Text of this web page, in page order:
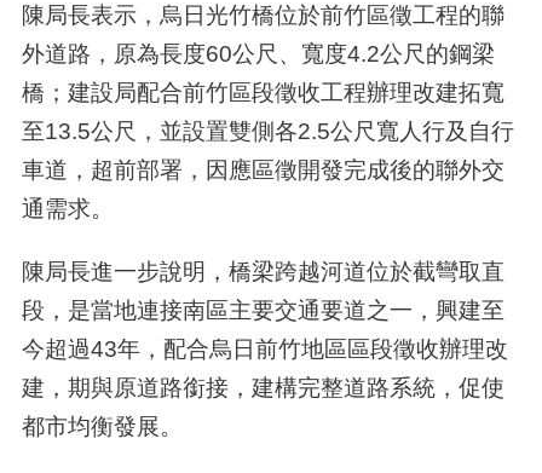
陳局長表示，烏日光竹橋位於前竹區徵工程的聯
外道路，原為長度60公尺、寬度4.2公尺的鋼梁
橋；建設局配合前竹區段徵收工程辦理改建拓寬
至13.5公尺，並設置雙側各2.5公尺寬人行及自行
車道，超前部署，因應區徵開發完成後的聯外交
通需求。
陳局長進一步說明，橋梁跨越河道位於截彎取直
段，是當地連接南區主要交通要道之一，興建至
今超過43年，配合烏日前竹地區區段徵收辦理改
建，期與原道路銜接，建構完整道路系統，促使
都市均衡發展。